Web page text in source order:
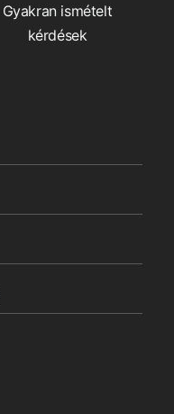
Gyakran ismételt
kérdések